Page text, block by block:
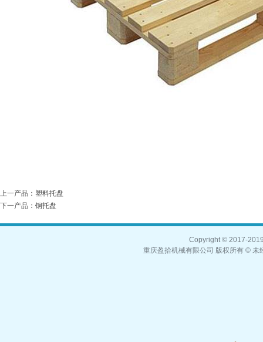
上一产品 ： 塑料托盘
下一产品 ： 钢托盘
Copyright © 2017-
重庆盈拾机械有限公司 版权所有 ©